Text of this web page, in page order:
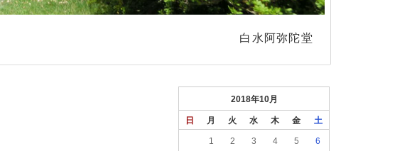
白水阿弥陀堂
2018年10月
日
月 火 水 木 金
土
1
2 3 4 5
6